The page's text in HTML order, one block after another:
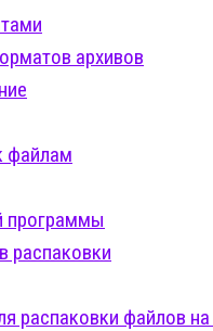
архивов
файлам
программы
распаковки
распаковки файлов